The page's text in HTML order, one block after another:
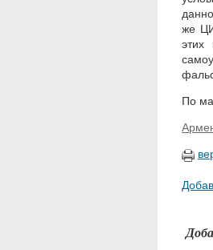
же
этих
По